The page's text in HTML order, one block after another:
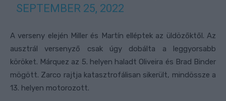
SEPTEMBER 25, 2022
A verseny elején Miller és Martín elléptek az üldözőktől. Az
ausztrál versenyző csak úgy dobálta a leggyorsabb
köröket. Márquez az 5. helyen haladt Oliveira és Brad Binder
mögött. Zarco rajtja katasztrofálisan sikerült, mindössze a
13. helyen motorozott.